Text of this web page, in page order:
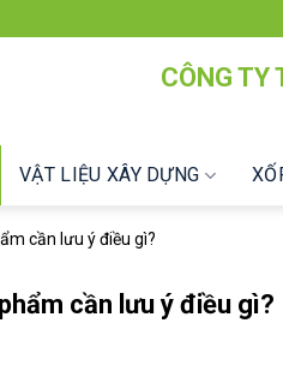
CÔNG TY
VẬT LIỆU XÂY DỰNG
cần lưu ý điều gì?
cần lưu ý điều gì?